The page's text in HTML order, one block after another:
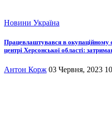
Новини Україна
Працевлаштувався в окупаційному
центрі Херсонської області:
Антон Корж 03 Червня, 2023